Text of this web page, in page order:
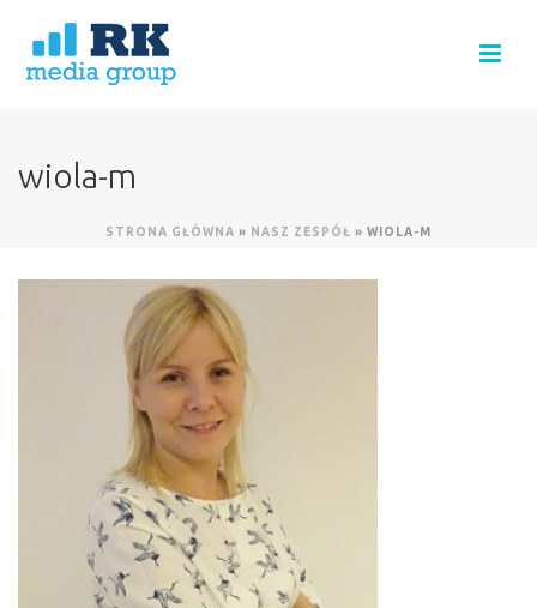
wiola-m
STRONA GŁÓWNA » NASZ ZESPÓŁ » WIOLA-M